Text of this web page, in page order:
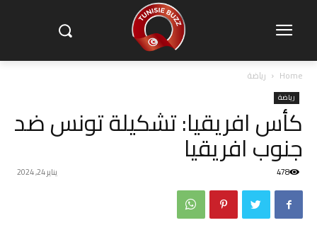
Home رياضة
رياضة
كأس افريقيا: تشكيلة تونس ضد
جنوب افريقيا
يناير 24, 2024 478